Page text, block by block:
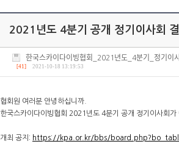
2021년도 4분기 공개 정기이사회 결
[41]
2021-10-18 13:19:53
협회원 여러분 안녕하십니까.
한국스카이다이빙협회 2021년도 4분기 공개 정기이사회가
개최 공지: https://kpa.or.kr/bbs/